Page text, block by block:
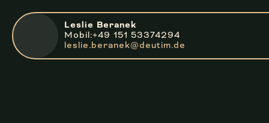
Leslie Beranek
Mobil:+49 151 53374294
leslie.beranek@deutim.de